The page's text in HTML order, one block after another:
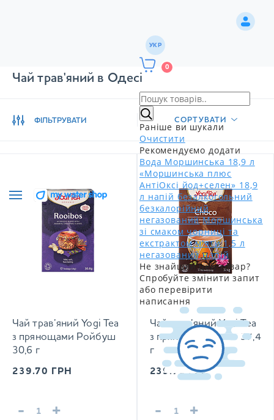
УКР
0
Раніше ви шукали
Очистити
Рекомендуємо додати
Вода Моршинська 18,9 л
«Моршинська плюс
АнтіОксі йод+селен» 18,9
л напій безалкогольний
безкалорійний
негазований Моршинська
зі смаком чорниці та
екстрактом м'яти 1,5 л
негазований напій
Не знайшли цей товар?
Спробуйте змінити запит
або перевірити
написання
Чай трав'яний в Одесі
ФІЛЬТРУВАТИ СОРТУВАТИ
Чай трав’яний Yogi Tea
з прянощами Ройбуш
30,6 г
239.70 ГРН
- +
Чай трав’яний Yogi Tea
з прянощами Чоко 37,4
г
239.70ГРН
- +